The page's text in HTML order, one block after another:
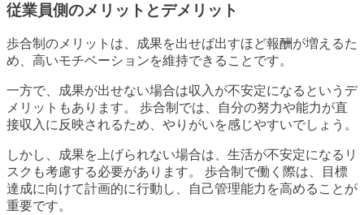
従業員側のメリットとデメリット
歩合制のメリットは、成果を出せば出すほど報酬が増えるた
め、高いモチベーションを維持できることです。
一方で、成果が出せない場合は収入が不安定になるというデ
メリットもあります。 歩合制では、自分の努力や能力が直
接収入に反映されるため、やりがいを感じやすいでしょう。
しかし、成果を上げられない場合は、生活が不安定になるリ
スクも考慮する必要があります。 歩合制で働く際は、目標
達成に向けて計画的に行動し、自己管理能力を高めることが
重要です。